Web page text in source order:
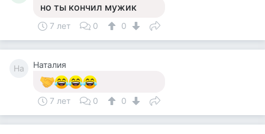
но ты кончил мужик
7 лет 0 0
На Наталия
7 лет 0 0